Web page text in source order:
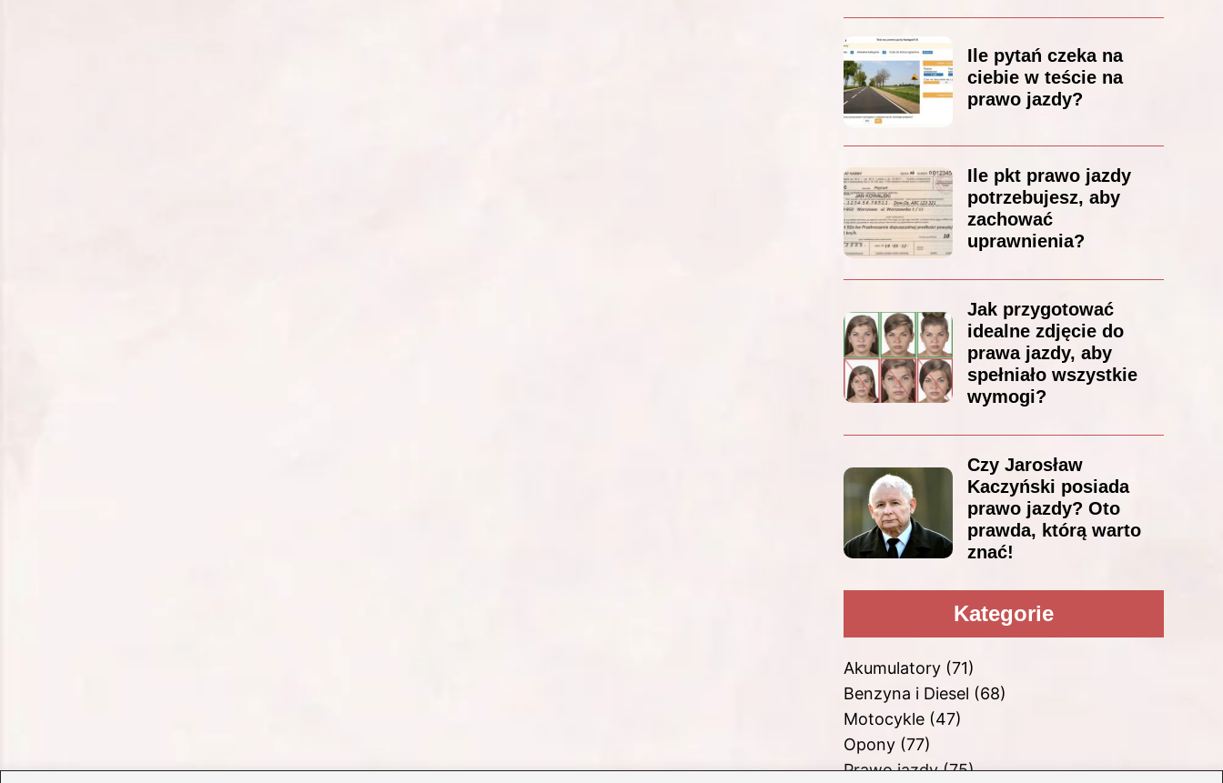
Ile pytań czeka na
ciebie w teście na
prawo jazdy?
Ile pkt prawo jazdy
potrzebujesz, aby
zachować
uprawnienia?
Jak przygotować
idealne zdjęcie do
prawa jazdy, aby
spełniało wszystkie
wymogi?
Czy Jarosław
Kaczyński posiada
prawo jazdy? Oto
prawda, którą warto
znać!
Kategorie
Akumulatory(71)
Benzyna i Diesel (68)
Motocykle(47)
Opony(77)
Prawo jazdy(75)